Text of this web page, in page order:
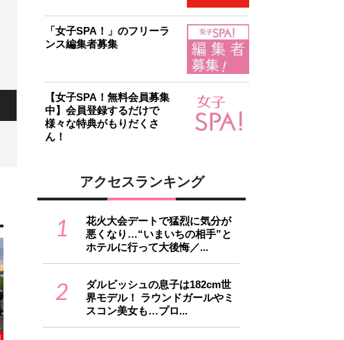
「女子SPA！」のフリーラ
ンス編集者募集
【女子SPA！無料会員募集
中】会員登録するだけで
様々な特典がもりだくさ
ん！
アクセスランキング
1
花火大会デートで猛烈に気分が
悪くなり…“いまいちの相手”と
ホテルに行って大後悔／...
2
ダルビッシュの息子は182cm世
界モデル！ ラウンドガールやミ
スコン美女も…プロ...